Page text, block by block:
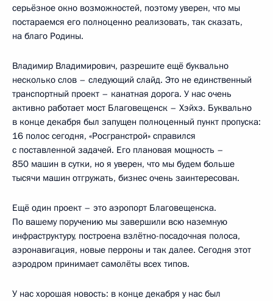
серьёзное окно возможностей, поэтому уверен, что мы
постараемся его полноценно реализовать, так сказать,
на благо Родины.
Владимир Владимирович, разрешите ещё буквально
несколько слов – следующий слайд. Это не единственный
транспортный проект – канатная дорога. У нас очень
активно работает мост Благовещенск – Хэйхэ. Буквально
в конце декабря был запущен полноценный пункт пропуска:
16 полос сегодня, «Росгранстрой» справился
с поставленной задачей. Его плановая мощность –
850 машин в сутки, но я уверен, что мы будем больше
тысячи машин отгружать, бизнес очень заинтересован.
Ещё один проект – это аэропорт Благовещенска.
По вашему поручению мы завершили всю наземную
инфраструктуру, построена взлётно-посадочная полоса,
аэронавигация, новые перроны и так далее. Сегодня этот
аэродром принимает самолёты всех типов.
У нас хорошая новость: в конце декабря у нас был